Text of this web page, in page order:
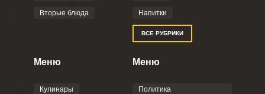
Вторые блюда Напитки
ВСЕ РУБРИКИ
Меню
Кулинары
Меню
Политика